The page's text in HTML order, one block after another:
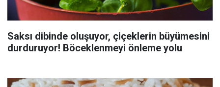
Saksı dibinde oluşuyor, çiçeklerin büyümesini
durduruyor! Böceklenmeyi önleme yolu